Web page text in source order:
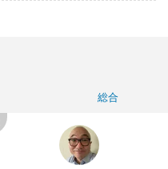
総合